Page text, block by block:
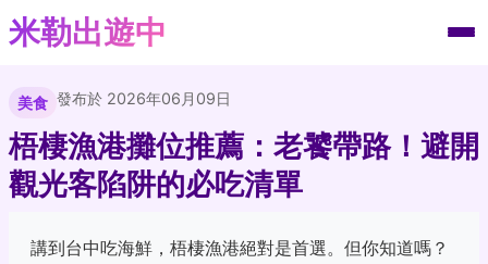
米勒出遊中
美食 發布於 2026年06月09日
梧棲漁港攤位推薦：老饕帶路！避開
觀光客陷阱的必吃清單
講到台中吃海鮮，梧棲漁港絕對是首選。但你知道嗎？